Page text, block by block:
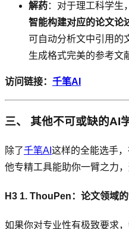
解药：对于理工科学生
智能构建对应的论文论
可自动分析文中引用的
生成格式完美的参考文
访问链接： 千笔AI
三、 其他不可或缺的AI
除了千笔AI 这样的全能选手
他专精工具能助你一臂之力，
H3 1. ThouPen：论文领域
如果你对专业性有极致要求